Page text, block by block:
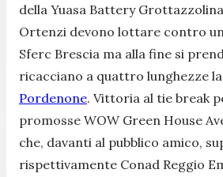
della Yuasa Battery
Ortenzi devono lottare contro
Sferc Brescia ma alla fine si
ricacciano a quattro lunghezze la
Pordenone. Vittoria al tie break
promosse WOW Green House
che, davanti al pubblico amico,
rispettivamente Conad Reggio